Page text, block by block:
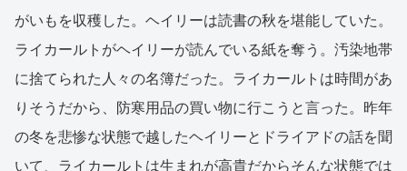
がいもを収穫した。ヘイリーは読書の秋を堪能していた。
ライカールトがヘイリーが読んでいる紙を奪う。汚染地帯
に捨てられた人々の名簿だった。ライカールトは時間があ
りそうだから、防寒用品の買い物に行こうと言った。昨年
の冬を悲惨な状態で越したヘイリーとドライアドの話を聞
いて、ライカールトは生まれが高貴だからそんな状態では